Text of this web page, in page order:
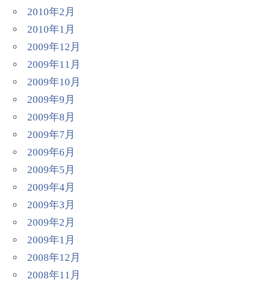
2010年2月
2010年1月
2009年12月
2009年11月
2009年10月
2009年9月
2009年8月
2009年7月
2009年6月
2009年5月
2009年4月
2009年3月
2009年2月
2009年1月
2008年12月
2008年11月